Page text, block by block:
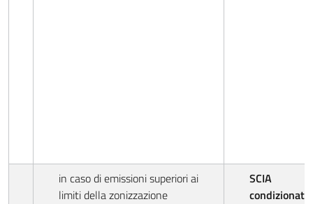
in caso di emissioni superiori ai
limiti della zonizzazione
SCIA
condizionata